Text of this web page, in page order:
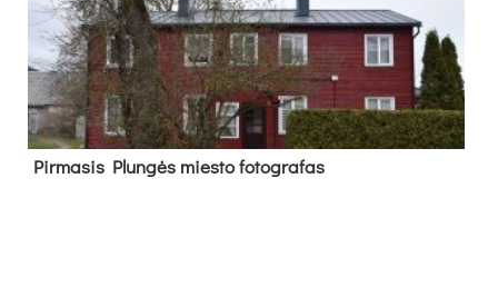
Pir­ma­sis Plun­gės mies­to fo­tog­ra­fas